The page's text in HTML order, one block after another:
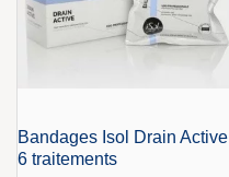
Bandages Isol Drain Active
6 traitements